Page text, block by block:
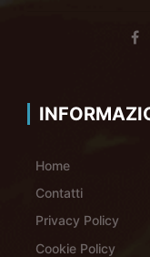
Home
Contatti
Privacy Policy
Cookie Policy